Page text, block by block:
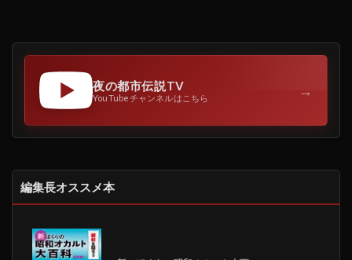
夜の都市伝説TV
YouTubeチャンネルはこちら →
編集長オススメ本